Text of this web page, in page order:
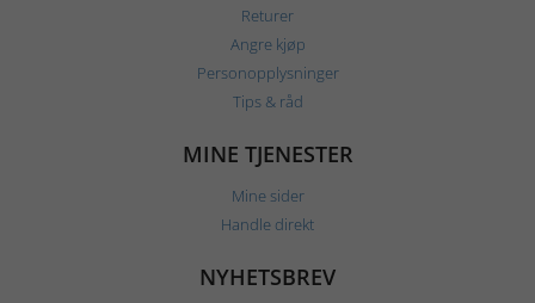
Returer
Angre kjøp
Personopplysninger
Tips & råd
MINE TJENESTER
Mine sider
Handle direkt
NYHETSBREV